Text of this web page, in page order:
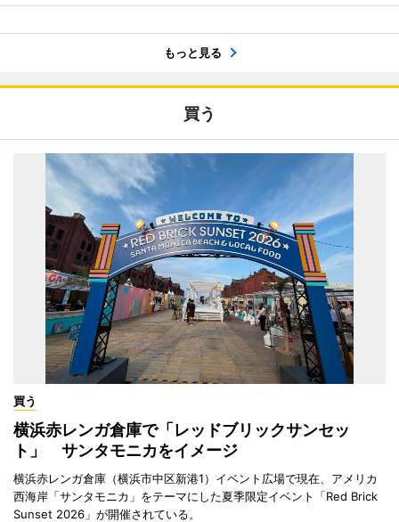
もっと見る
買う
買う
横浜赤レンガ倉庫で「レッドブリックサンセッ
ト」 サンタモニカをイメージ
横浜赤レンガ倉庫（横浜市中区新港1）イベント広場で現在、アメリカ
西海岸「サンタモニカ」をテーマにした夏季限定イベント「Red Brick
Sunset 2026」が開催されている。